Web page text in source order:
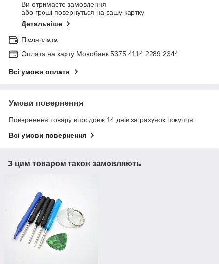
Ви отримаєте замовлення
або гроші повернуться на вашу картку
Детальніше
Післяплата
Оплата на карту Монобанк 5375 4114 2289 2344
Всі умови оплати
Умови повернення
Повернення товару впродовж 14 днів за рахунок покупця
Всі умови повернення
З цим товаром також замовляють